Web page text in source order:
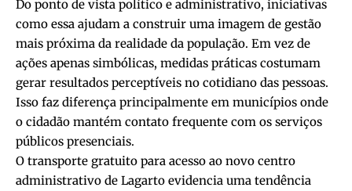
Do ponto de vista político e administrativo, iniciativas
como essa ajudam a construir uma imagem de gestão
mais próxima da realidade da população. Em vez de
ações apenas simbólicas, medidas práticas costumam
gerar resultados perceptíveis no cotidiano das pessoas.
Isso faz diferença principalmente em municípios onde
o cidadão mantém contato frequente com os serviços
públicos presenciais.
O transporte gratuito para acesso ao novo centro
administrativo de Lagarto evidencia uma tendência